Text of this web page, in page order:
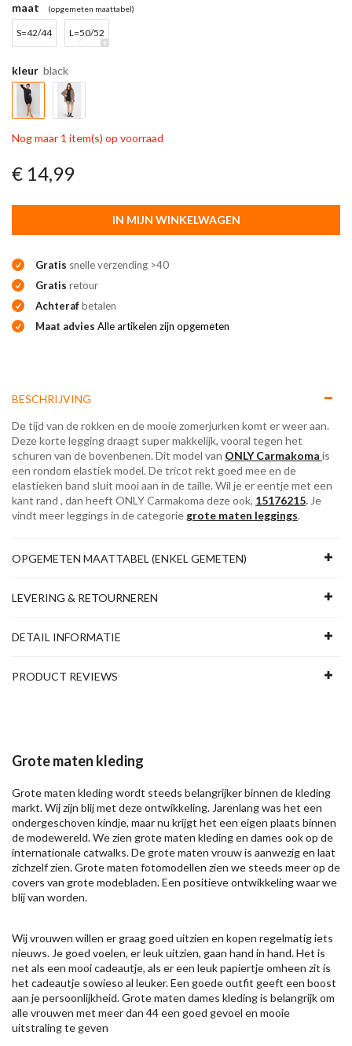
maat (opgemeten maattabel)
S=42/44 L=50/52
kleur black
Nog maar 1 item(s) op voorraad
€ 14,99
IN MIJN WINKELWAGEN
Gratis snelle verzending >40
Gratis retour
Achterafbetalen
Maat advies Alle artikelen zijn opgemeten
BESCHRIJVING
De tijd van de rokken en de mooie zomerjurken komt er weer aan.
Deze korte legging draagt super makkelijk, vooral tegen het
schuren van de bovenbenen. Dit model van ONLY Carmakoma is
een rondom elastiek model. De tricot rekt goed mee en de
elastieken band sluit mooi aan in de taille. Wil je er eentje met een
kant rand , dan heeft ONLY Carmakoma deze ook, 15176215. Je
vindt meer leggings in de categorie grote maten leggings.
OPGEMETEN MAATTABEL (ENKEL GEMETEN)
LEVERING & RETOURNEREN
DETAIL INFORMATIE
PRODUCT REVIEWS
Grote maten kleding
Grote maten kleding wordt steeds belangrijker binnen de kleding
markt. Wij zijn blij met deze ontwikkeling. Jarenlang was het een
ondergeschoven kindje, maar nu krijgt het een eigen plaats binnen
de modewereld. We zien grote maten kleding en dames ook op de
internationale catwalks. De grote maten vrouw is aanwezig en laat
zichzelf zien. Grote maten fotomodellen zien we steeds meer op de
covers van grote modebladen. Een positieve ontwikkeling waar we
blij van worden.
Wij vrouwen willen er graag goed uitzien en kopen regelmatig iets
nieuws. Je goed voelen, er leuk uitzien, gaan hand in hand. Het is
net als een mooi cadeautje, als er een leuk papiertje omheen zit is
het cadeautje sowieso al leuker. Een goede outfit geeft een boost
aan je persoonlijkheid. Grote maten dames kleding is belangrijk om
alle vrouwen met meer dan 44 een goed gevoel en mooie
uitstraling te geven